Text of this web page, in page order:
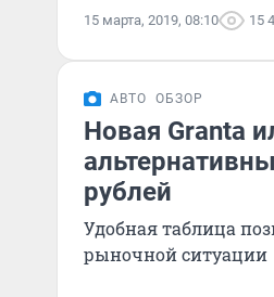
15 марта, 2019, 08:10 15
АВТО ОБЗОР
Новая Granta
рублей
Удобная таблица
рыночной ситуации